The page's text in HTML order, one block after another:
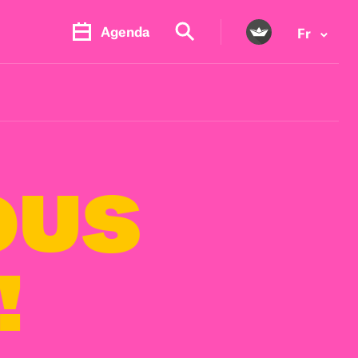
Agenda Fr